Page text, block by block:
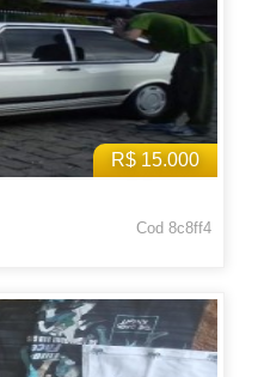
R$ 15.000
Cod 8c8ff4